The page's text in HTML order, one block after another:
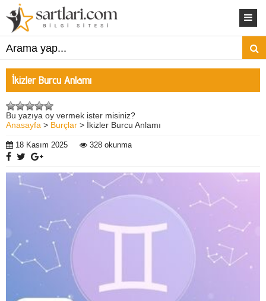
İkizler Burcu Anlamı
Bu yazıya oy vermek ister misiniz?
Anasayfa > Burçlar > İkizler Burcu Anlamı
18 Kasım 2025 328 okunma